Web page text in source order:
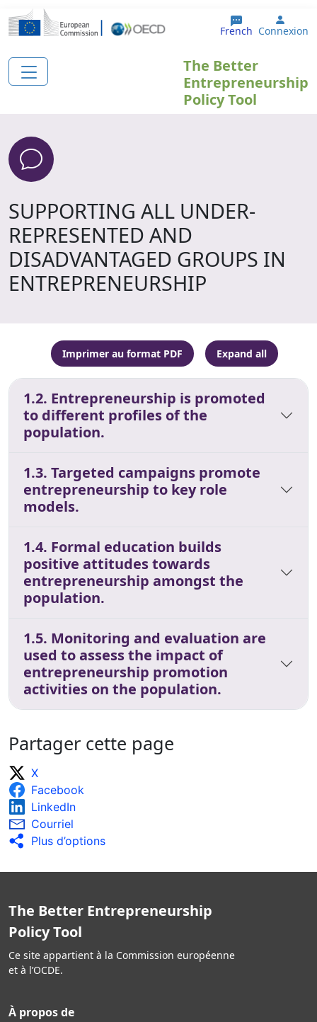
Aller au contenu principal
French User
Connexion
The Better
Entrepreneurship
Policy Tool
SUPPORTING ALL UNDER-
REPRESENTED AND
DISADVANTAGED GROUPS IN
ENTREPRENEURSHIP
Imprimer au format PDF Expand all
1.2. Entrepreneurship is promoted
to different profiles of the
population.
1.3. Targeted campaigns promote
entrepreneurship to key role
models.
1.4. Formal education builds
positive attitudes towards
entrepreneurship amongst the
population.
1.5. Monitoring and evaluation are
used to assess the impact of
entrepreneurship promotion
activities on the population.
Partager cette page
X
Facebook
LinkedIn
Courriel
Plus d’options
The Better Entrepreneurship
Policy Tool
Ce site appartient à la Commission européenne
et à l’OCDE.
À propos de